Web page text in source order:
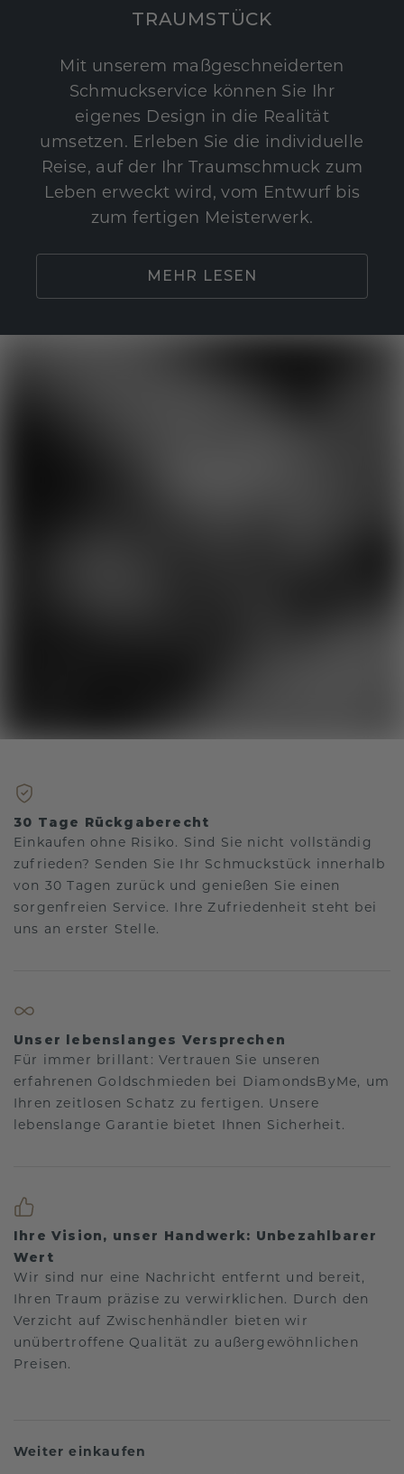
TRAUMSTÜCK
Mit unserem maßgeschneiderten
Schmuckservice können Sie Ihr
eigenes Design in die Realität
umsetzen. Erleben Sie die individuelle
Reise, auf der Ihr Traumschmuck zum
Leben erweckt wird, vom Entwurf bis
zum fertigen Meisterwerk.
MEHR LESEN
30 Tage Rückgaberecht
Einkaufen ohne Risiko. Sind Sie nicht vollständig
zufrieden? Senden Sie Ihr Schmuckstück innerhalb
von 30 Tagen zurück und genießen Sie einen
sorgenfreien Service. Ihre Zufriedenheit steht bei
uns an erster Stelle.
Unser lebenslanges Versprechen
Für immer brillant: Vertrauen Sie unseren
erfahrenen Goldschmieden bei DiamondsByMe, um
Ihren zeitlosen Schatz zu fertigen. Unsere
lebenslange Garantie bietet Ihnen Sicherheit.
Ihre Vision, unser Handwerk: Unbezahlbarer
Wert
Wir sind nur eine Nachricht entfernt und bereit,
Ihren Traum präzise zu verwirklichen. Durch den
Verzicht auf Zwischenhändler bieten wir
unübertroffene Qualität zu außergewöhnlichen
Preisen.
Weiter einkaufen